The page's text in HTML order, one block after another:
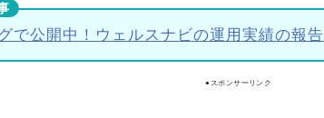
で公開中！ウェルスナビの運用実績の報告
●スポンサーリンク